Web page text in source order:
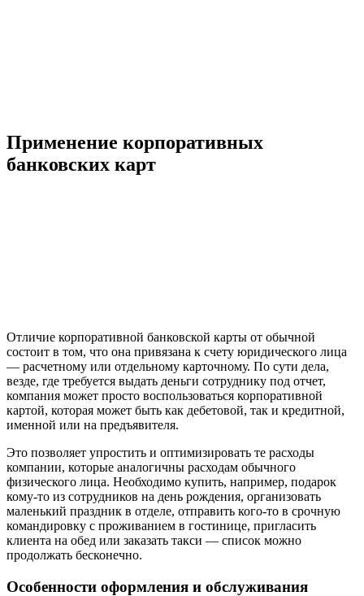
Применение корпоративных
банковских карт
Отличие корпоративной банковской карты от обычной
состоит в том, что она привязана к счету юридического лица
— расчетному или отдельному карточному. По сути дела,
везде, где требуется выдать деньги сотруднику под отчет,
компания может просто воспользоваться корпоративной
картой, которая может быть как дебетовой, так и кредитной,
именной или на предъявителя.
Это позволяет упростить и оптимизировать те расходы
компании, которые аналогичны расходам обычного
физического лица. Необходимо купить, например, подарок
кому-то из сотрудников на день рождения, организовать
маленький праздник в отделе, отправить кого-то в срочную
командировку с проживанием в гостинице, пригласить
клиента на обед или заказать такси — список можно
продолжать бесконечно.
Особенности оформления и обслуживания